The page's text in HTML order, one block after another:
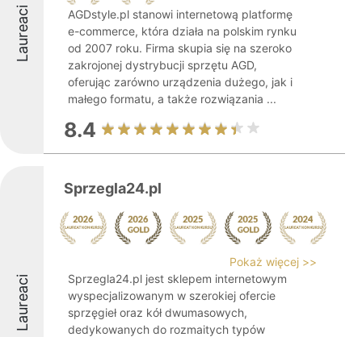
Laureaci
AGDstyle.pl stanowi internetową platformę
e-commerce, która działa na polskim rynku
od 2007 roku. Firma skupia się na szeroko
zakrojonej dystrybucji sprzętu AGD,
oferując zarówno urządzenia dużego, jak i
małego formatu, a także rozwiązania ...
8.4
Laureaci
Sprzegla24.pl
Pokaż więcej >>
Sprzegla24.pl jest sklepem internetowym
wyspecjalizowanym w szerokiej ofercie
sprzęgieł oraz kół dwumasowych,
dedykowanych do rozmaitych typów